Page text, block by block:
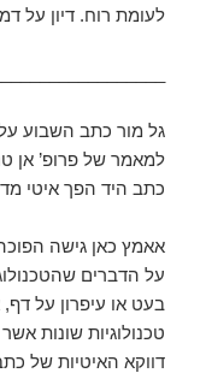
לעומת רוח. דיון על
גל מור כתב השבוע
למאמר של פרופ’ אן
כתב היד הפך איטי
אאמץ כאן גישה
על הדברים
בעט או עיפרון על
טכנולוגיות שונות
דווקא האיטיות של